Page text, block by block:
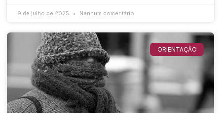
9 de julho de 2025 Nenhum comentário
ORIENTAÇÃO